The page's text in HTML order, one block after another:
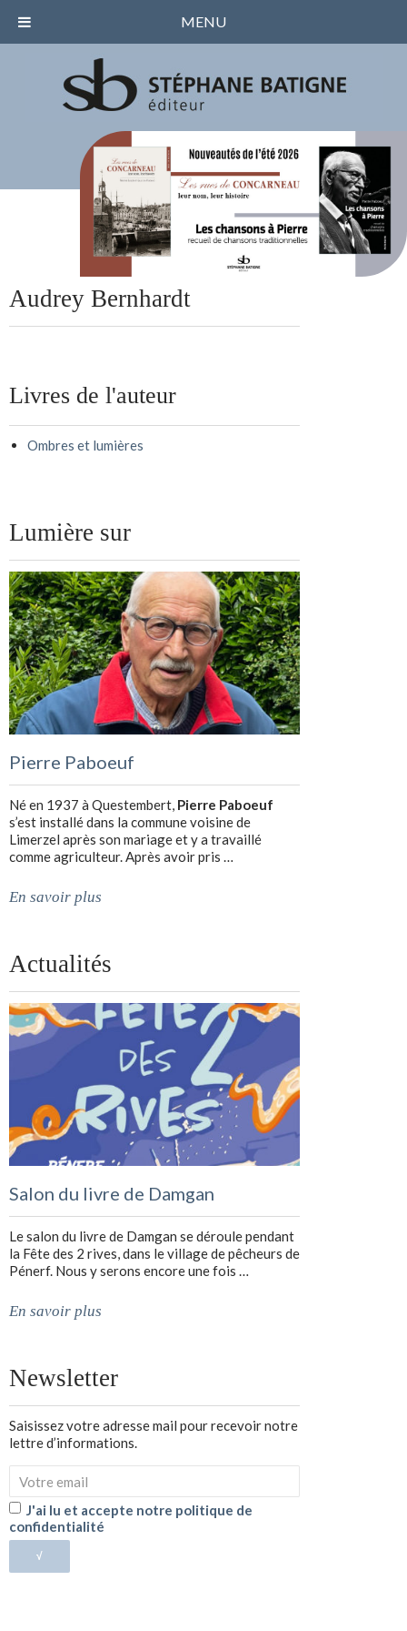
Audrey Bernhardt
Livres de l'auteur
Ombres et lumières
Lumière sur
Pierre Paboeuf
Né en 1937 à Questembert, Pierre Paboeuf
s’est installé dans la commune voisine de
Limerzel après son mariage et y a travaillé
comme agriculteur. Après avoir pris …
En savoir plus
Actualités
Salon du livre de Damgan
Le salon du livre de Damgan se déroule pendant
la Fête des 2 rives, dans le village de pêcheurs de
Pénerf. Nous y serons encore une fois …
En savoir plus
Newsletter
Saisissez votre adresse mail pour recevoir notre
lettre d’informations.
J'ai lu et accepte notre politique de
confidentialité
√
MENU